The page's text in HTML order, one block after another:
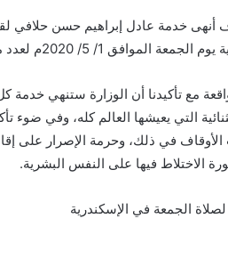
أنهى خدمة عادل إبراهيم حسن حلافي
من المصلين لأداء صلاة الجمعة بها.
مع تأكيدنا أن الوزارة ستنهي
التي يعيشها العالم كله، وفي ضوء
الأوقاف في ذلك، وحرمة الإصرار على
الاختلاط فيها على النفس البشرية.
الجمعة في الإسكندرية